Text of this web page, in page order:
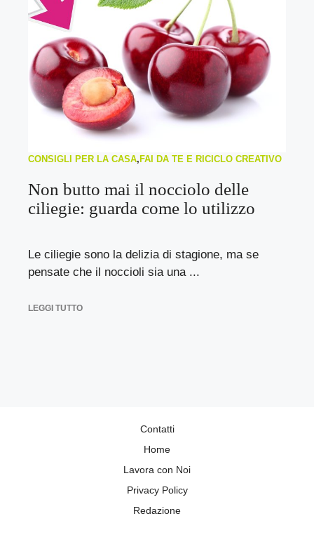
CONSIGLI PER LA CASA,FAI DA TE E RICICLO CREATIVO
Non butto mai il nocciolo delle
ciliegie: guarda come lo utilizzo
Le ciliegie sono la delizia di stagione, ma se
pensate che il noccioli sia una ...
LEGGI TUTTO
Contatti
Home
Lavora con Noi
Privacy Policy
Redazione